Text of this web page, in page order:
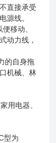
直接承受
源线。
移动、
动力线，
的自身拖
机械、林
用电器、
型为